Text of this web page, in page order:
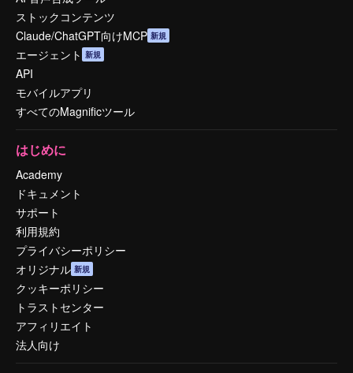
ストックコンテンツ
Claude/ChatGPT向けMCP 新規
エージェント 新規
API
モバイルアプリ
すべてのMagnificツール
はじめに
Academy
ドキュメント
サポート
利用規約
プライバシーポリシー
オリジナル 新規
クッキーポリシー
トラストセンター
アフィリエイト
法人向け